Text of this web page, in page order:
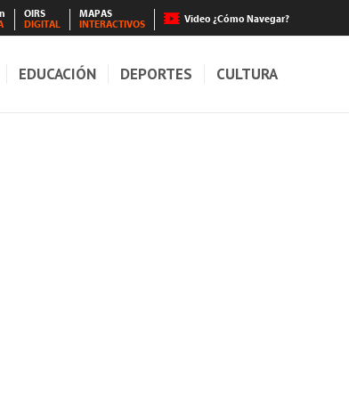
OIRS
DIGITAL
MAPAS
INTERACTIVOS
Video ¿Cómo Navegar?
EDUCACIÓN DEPORTES CULTURA